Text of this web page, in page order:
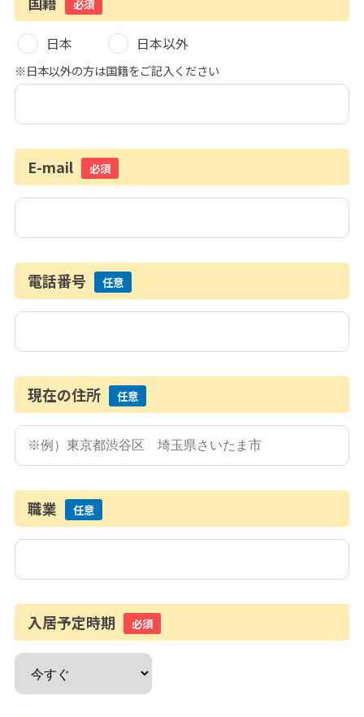
必須
日本 日本以外
※日本以外の方は国籍をご記入ください
E-mail 必須
電話番号 任意
現在の住所 任意
職業 任意
入居予定時期 必須